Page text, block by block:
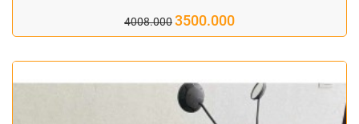
4008.0003500.000